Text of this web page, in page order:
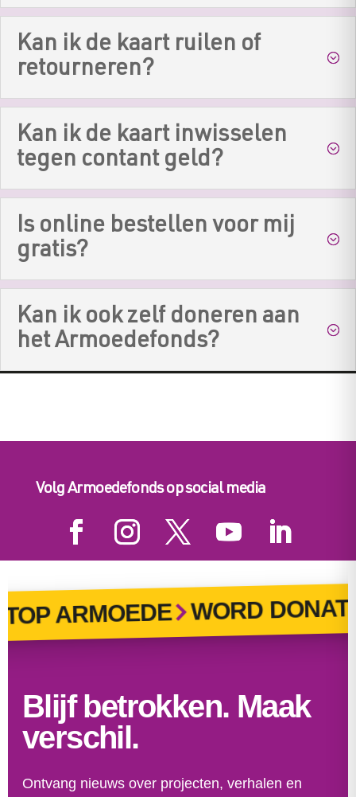
Kan ik de kaart ruilen of
retourneren?
Kan ik de kaart inwisselen
tegen contant geld?
Is online bestellen voor mij
gratis?
Kan ik ook zelf doneren aan
het Armoedefonds?
Volg Armoedefonds op social media
ARMOEDE WORD
Blijf betrokken. Maak
verschil.
Ontvang nieuws over projecten, verhalen en